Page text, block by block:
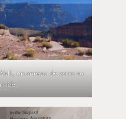
un anneau de verre au
vide.